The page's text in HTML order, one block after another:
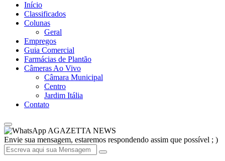
Início
Classificados
Colunas
Geral
Empregos
Guia Comercial
Farmácias de Plantão
Câmeras Ao Vivo
Câmara Municipal
Centro
Jardim Itália
Contato
AGAZETTA NEWS
Envie sua mensagem, estaremos respondendo assim que possível ; )